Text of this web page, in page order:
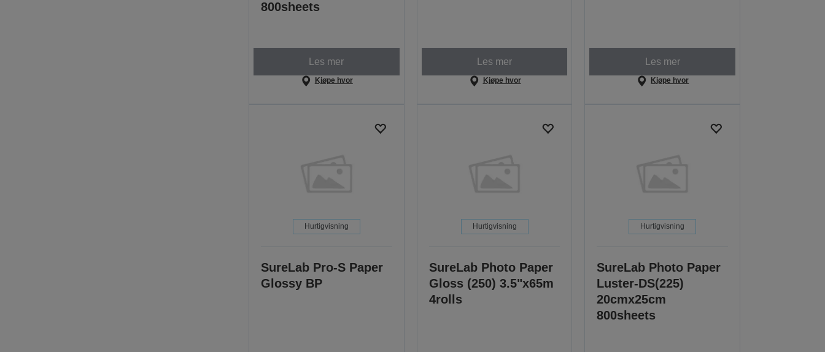
800sheets
Les mer
Kjøpe hvor
Les mer
Kjøpe hvor
Les mer
Kjøpe hvor
Hurtigvisning
SureLab Pro-S Paper
Glossy BP
Hurtigvisning
SureLab Photo Paper
Gloss (250) 3.5"x65m
4rolls
Hurtigvisning
SureLab Photo Paper
Luster-DS(225)
20cmx25cm
800sheets